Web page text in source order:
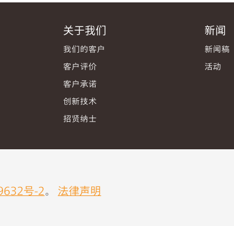
关于我们
我们的客户
客户评价
客户承诺
创新技术
招贤纳士
新闻
新闻稿
活动
号-2。 法律声明